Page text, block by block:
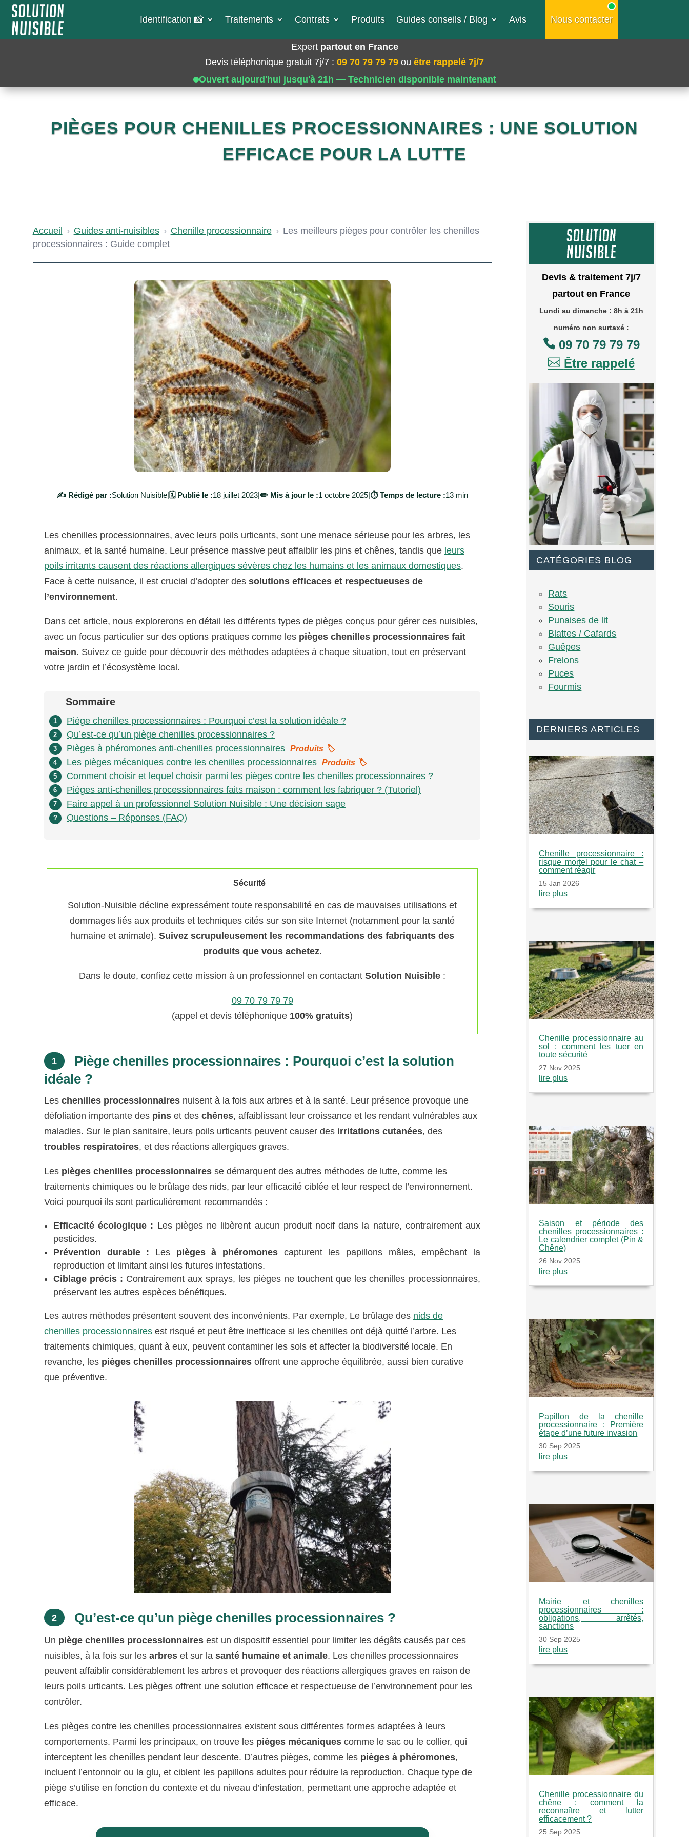
Identification 📸​ Traitements Contrats Produits Guides conseils / Blog Avis Nous contacter
Expert partout en France
Devis téléphonique gratuit 7j/7 : 09 70 79 79 79 ou être rappelé 7j/7
Ouvert aujourd'hui jusqu'à 21h — Technicien disponible maintenant
PIÈGES POUR CHENILLES PROCESSIONNAIRES : UNE SOLUTION
EFFICACE POUR LA LUTTE
Accueil › Guides anti-nuisibles › Chenille processionnaire › Les meilleurs pièges pour contrôler les chenilles
processionnaires : Guide complet
✍️ Rédigé par :Solution Nuisible|🗓️ Publié le :18 juillet 2023|✏️ Mis à jour le :1 octobre 2025|⏱️ Temps de lecture :13 min
Les chenilles processionnaires, avec leurs poils urticants, sont une menace sérieuse pour les arbres, les
animaux, et la santé humaine. Leur présence massive peut affaiblir les pins et chênes, tandis que leurs
poils irritants causent des réactions allergiques sévères chez les humains et les animaux domestiques.
Face à cette nuisance, il est crucial d’adopter des solutions efficaces et respectueuses de
l’environnement.
Dans cet article, nous explorerons en détail les différents types de pièges conçus pour gérer ces nuisibles,
avec un focus particulier sur des options pratiques comme les pièges chenilles processionnaires fait
maison. Suivez ce guide pour découvrir des méthodes adaptées à chaque situation, tout en préservant
votre jardin et l’écosystème local.
Sommaire
1 Piège chenilles processionnaires : Pourquoi c’est la solution idéale ?
2 Qu’est-ce qu’un piège chenilles processionnaires ?
3 Pièges à phéromones anti-chenilles processionnaires Produits 🏷️
4 Les pièges mécaniques contre les chenilles processionnaires Produits 🏷️
5 Comment choisir et lequel choisir parmi les pièges contre les chenilles processionnaires ?
6 Pièges anti-chenilles processionnaires faits maison : comment les fabriquer ? (Tutoriel)
7 Faire appel à un professionnel Solution Nuisible : Une décision sage
? Questions – Réponses (FAQ)
Sécurité
Solution-Nuisible décline expressément toute responsabilité en cas de mauvaises utilisations et
dommages liés aux produits et techniques cités sur son site Internet (notamment pour la santé
humaine et animale).Suivez scrupuleusement les recommandations des fabriquants des
produits que vous achetez.
Dans le doute, confiez cette mission à un professionnel en contactantSolution Nuisible :
09 70 79 79 79
(appel et devis téléphonique 100% gratuits)
1
Piège chenilles processionnaires : Pourquoi c’est la solution
idéale ?
Les chenilles processionnairesnuisent à la fois aux arbres et à la santé. Leur présence provoque une
défoliation importante des pinset des chênes, affaiblissant leur croissance et les rendant vulnérables aux
maladies. Sur le plan sanitaire, leurs poils urticants peuvent causer des irritations cutanées, des
troubles respiratoires, et des réactions allergiques graves.
Les pièges chenilles processionnairesse démarquent des autres méthodes de lutte, comme les
traitements chimiques ou le brûlage des nids, par leur efficacité ciblée et leur respect de l’environnement.
Voici pourquoi ils sont particulièrement recommandés :
Efficacité écologique : Les pièges ne libèrent aucun produit nocif dans la nature, contrairement aux
pesticides.
Prévention durable : Les pièges à phéromones capturent les papillons mâles, empêchant la
reproduction et limitant ainsi les futures infestations.
Ciblage précis : Contrairement aux sprays, les pièges ne touchent que les chenilles processionnaires,
préservant les autres espèces bénéfiques.
Les autres méthodes présentent souvent des inconvénients. Par exemple, Le brûlage des nids de
chenilles processionnairesest risqué et peut être inefficace si les chenilles ont déjà quitté l’arbre. Les
traitements chimiques, quant à eux, peuvent contaminer les sols et affecter la biodiversité locale. En
revanche, les pièges chenilles processionnairesoffrent une approche équilibrée, aussi bien curative
que préventive.
2 Qu’est-ce qu’un piège chenilles processionnaires ?
Un piège chenilles processionnairesest un dispositif essentiel pour limiter les dégâts causés par ces
nuisibles, à la fois sur les arbreset sur la santé humaine et animale. Les chenilles processionnaires
peuvent affaiblir considérablement les arbres et provoquer des réactions allergiques graves en raison de
leurs poils urticants. Les pièges offrent une solution efficace et respectueuse de l’environnement pour les
contrôler.
Les pièges contre les chenilles processionnaires existent sous différentes formes adaptées à leurs
comportements. Parmi les principaux, on trouve les pièges mécaniquescomme le sac ou le collier, qui
interceptent les chenilles pendant leur descente. D’autres pièges, comme les pièges à phéromones,
incluent l’entonnoir ou la glu, et ciblent les papillons adultes pour réduire la reproduction. Chaque type de
piège s’utilise en fonction du contexte et du niveau d’infestation, permettant une approche adaptée et
efficace.
Devis & traitement 7j/7
partout en France
Lundi au dimanche : 8h à 21h
numéro non surtaxé :
09 70 79 79 79
 Être rappelé
CATÉGORIES BLOG
Rats
Souris
Punaises de lit
Blattes / Cafards
Guêpes
Frelons
Puces
Fourmis
DERNIERS ARTICLES
Chenille processionnaire :
risque mortel pour le chat –
comment réagir
15 Jan 2026
lire plus
Chenille processionnaire au
sol : comment les tuer en
toute sécurité
27 Nov 2025
lire plus
Saison et période des
chenilles processionnaires :
Le calendrier complet (Pin &
Chêne)
26 Nov 2025
lire plus
Papillon de la chenille
processionnaire : Première
étape d’une future invasion
30 Sep 2025
lire plus
Mairie et chenilles
processionnaires :
obligations, arrêtés,
sanctions
30 Sep 2025
lire plus
Chenille processionnaire du
chêne : comment la
reconnaître et lutter
efficacement ?
25 Sep 2025